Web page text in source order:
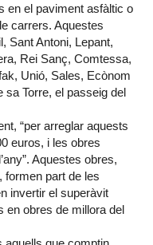
en el paviment asfàltic o
carrers. Aquestes
Sant Antoni, Lepant,
Rei Sanç, Comtessa,
Unió, Sales, Ecònom
sa Torre, el passeig del
“per arreglar aquests
euros, i les obres
Aquestes obres,
formen part de les
invertir el superàvit
obres de millora del